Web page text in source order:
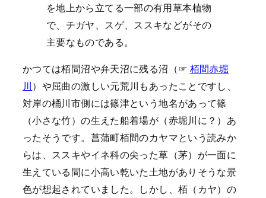
を地上から立てる一部の有用草本植物
で、チガヤ、スゲ、ススキなどがその
主要なものである。
かつては栢間沼や弁天沼に残る沼（☞ 栢間赤堀
川）や屈曲の激しい元荒川もあったことですし、
対岸の桶川市側には篠津という地名があって篠
（小さな竹）の生えた船着場が（赤堀川に？）あ
ったそうです。菖蒲町栢間のカヤマという読みか
らは、ススキやイネ科の尖った草（茅）が一面に
生えている間に小高い乾いた土地がありそうな景
色が想起されていました。しかし、栢（カヤ）の